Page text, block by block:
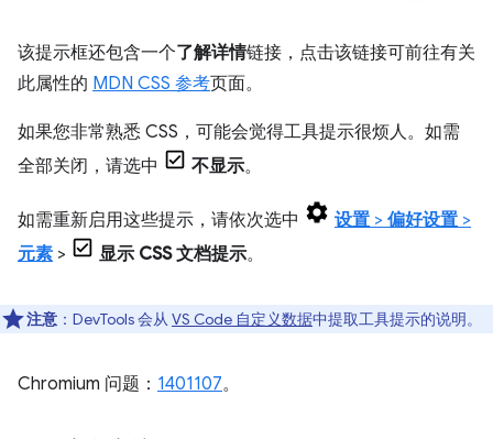
该提示框还包含一个了解详情链接，点击该链接可前往有关
此属性的 MDN CSS 参考页面。
如果您非常熟悉 CSS，可能会觉得工具提示很烦人。如需
全部关闭，请选中
不显示。
如需重新启用这些提示，请依次选中 设置 > 偏好设置 >
元素 > 显示 CSS 文档提示。
注意 ：DevTools 会从 VS Code 自定义数据中提取工具提示的说明。
Chromium 问题： 1401107。